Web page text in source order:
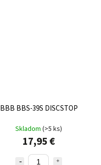
BBB BBS-39S DISCSTOP
Skladom(>5 ks)
17,95 €